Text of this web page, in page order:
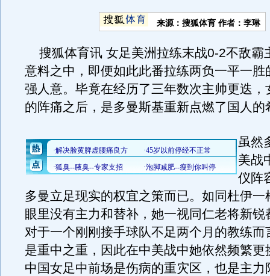
来源：搜狐体育 作者：李琳
搜狐体育讯 女足美洲拉练末战0-2不敌霸
意料之中，即便如此此番拉练两负一平一胜
强人意。毕竟在经历了三年数次主帅更迭，
的阵痛之后，是多曼斯基重新点燃了国人的
虽然
美战
仪阵
多曼立足现实的权宜之策而已。如同杜伊一
眼里没有主力和替补，她一视同仁老将新锐
对于一个刚刚接手球队不足两个月的教练而
是重中之重，因此在中美战中她依然频繁更
中国女足中前场是伤病的重灾区，也是主力